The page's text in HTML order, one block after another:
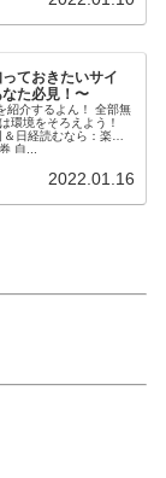
ておきたいサイ
なた必見！〜
紹介するよん！ 全部無
環境をそろえよう！
日経読むなら：楽天
自...
2022.01.16